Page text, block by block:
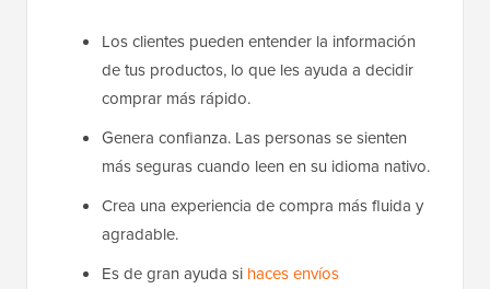
Los clientes pueden entender la información
de tus productos, lo que les ayuda a decidir
comprar más rápido.
Genera confianza. Las personas se sienten
más seguras cuando leen en su idioma nativo.
Crea una experiencia de compra más fluida y
agradable.
Es de gran ayuda si haces envíos